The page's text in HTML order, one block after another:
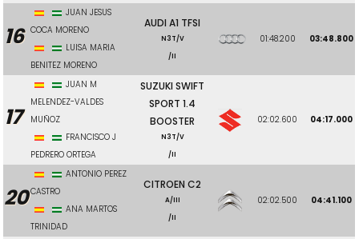
16
JUAN JESUS
COCA MORENO
LUISA MARIA
BENITEZ MORENO
AUDI A1 TFSI
N3T/V
/II
01:48.200 03:48.800
17
JUAN M
MELENDEZ-VALDES
MUÑOZ
FRANCISCO J
PEDRERO ORTEGA
SUZUKI SWIFT
SPORT 1.4
BOOSTER
N3T/V
/II
02:02.600 04:17.000
20
ANTONIO PEREZ
CASTRO
ANA MARTOS
TRINIDAD
CITROEN C2
A/III
/II
02:02.500 04:41.100